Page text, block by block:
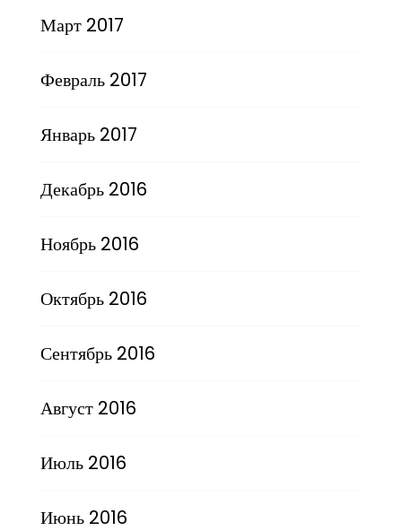
Март 2017
Февраль 2017
Январь 2017
Декабрь 2016
Ноябрь 2016
Октябрь 2016
Сентябрь 2016
Август 2016
Июль 2016
Июнь 2016